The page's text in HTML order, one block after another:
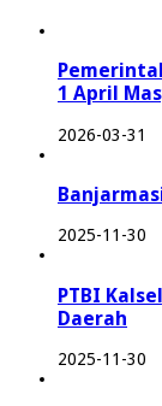
1 April
2026-03-31
2025-11-30
PTBI
Daerah
2025-11-30